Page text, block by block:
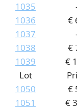
1035
1036
€
1037
1038
€
1039
€
Lot
1050
€
1051
€